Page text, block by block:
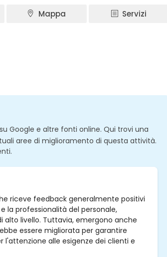
Mappa Servizi
Google e altre fonti online. Qui trovi una
aree di miglioramento di questa attività.
riceve feedback generalmente positivi
la professionalità del personale,
alto livello. Tuttavia, emergono anche
essere migliorata per garantire
l'attenzione alle esigenze dei clienti e